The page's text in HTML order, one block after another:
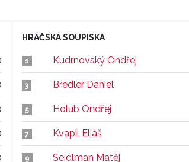
HRÁČSKÁ SOUPISKA
1 Kudrnovský Ondřej
3 Bredler Daniel
5 Holub Ondřej
7 Kvapil Eliáš
9 Seidlman Matěj